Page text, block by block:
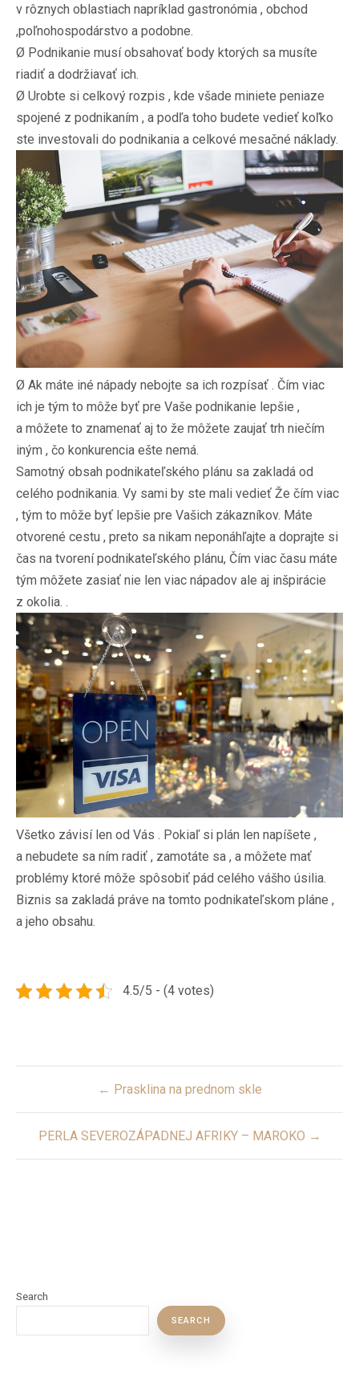
v rôznych oblastiach napríklad gastronómia , obchod
,poľnohospodárstvo a podobne.
Ø Podnikanie musí obsahovať body ktorých sa musíte
riadiť a dodržiavať ich.
Ø Urobte si celkový rozpis , kde všade miniete peniaze
spojené z podnikaním , a podľa toho budete vedieť koľko
ste investovali do podnikania a celkové mesačné náklady.
Ø Ak máte iné nápady nebojte sa ich rozpísať . Čím viac
ich je tým to môže byť pre Vaše podnikanie lepšie ,
a môžete to znamenať aj to že môžete zaujať trh niečím
iným , čo konkurencia ešte nemá.
Samotný obsah podnikateľského plánu sa zakladá od
celého podnikania. Vy sami by ste mali vedieť Že čím viac
, tým to môže byť lepšie pre Vašich zákazníkov. Máte
otvorené cestu , preto sa nikam neponáhľajte a doprajte si
čas na tvorení podnikateľského plánu, Čím viac času máte
tým môžete zasiať nie len viac nápadov ale aj inšpirácie
z okolia. .
Všetko závisí len od Vás . Pokiaľ si plán len napíšete ,
a nebudete sa ním radiť , zamotáte sa , a môžete mať
problémy ktoré môže spôsobiť pád celého vášho úsilia.
Biznis sa zakladá práve na tomto podnikateľskom pláne ,
a jeho obsahu.
4.5/5 - (4 votes)
← Prasklina na prednom skle
PERLA SEVEROZÁPADNEJ AFRIKY – MAROKO →
Search
SEARCH